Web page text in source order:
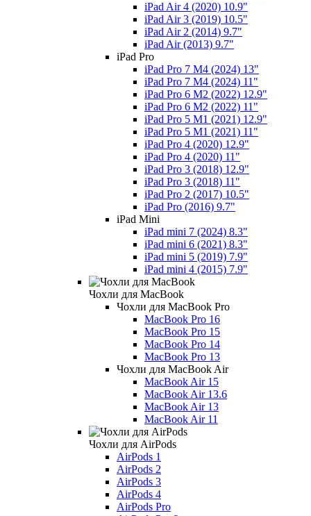
iPad Air 4 (2020) 10.9"
iPad Air 3 (2019) 10.5"
iPad Air 2 (2014) 9.7"
iPad Air (2013) 9.7"
iPad Pro
iPad Pro 7 M4 (2024) 13"
iPad Pro 7 M4 (2024) 11"
iPad Pro 6 M2 (2022) 12.9"
iPad Pro 6 M2 (2022) 11"
iPad Pro 5 M1 (2021) 12.9"
iPad Pro 5 M1 (2021) 11"
iPad Pro 4 (2020) 12.9"
iPad Pro 4 (2020) 11"
iPad Pro 3 (2018) 12.9"
iPad Pro 3 (2018) 11"
iPad Pro 2 (2017) 10.5"
iPad Pro (2016) 9.7"
iPad Mini
iPad mini 7 (2024) 8.3"
iPad mini 6 (2021) 8.3"
iPad mini 5 (2019) 7.9"
iPad mini 4 (2015) 7.9"
Чохли для MacBook
Чохли для MacBook Pro
MacBook Pro 16
MacBook Pro 15
MacBook Pro 14
MacBook Pro 13
Чохли для MacBook Air
MacBook Air 15
MacBook Air 13.6
MacBook Air 13
MacBook Air 11
Чохли для AirPods
AirPods 1
AirPods 2
AirPods 3
AirPods 4
AirPods Pro